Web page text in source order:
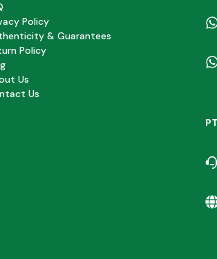
Policy
& Guarantees
Policy
Us
Us